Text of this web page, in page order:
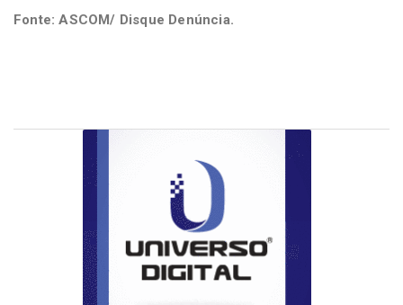
Fonte: ASCOM/ Disque Denúncia.